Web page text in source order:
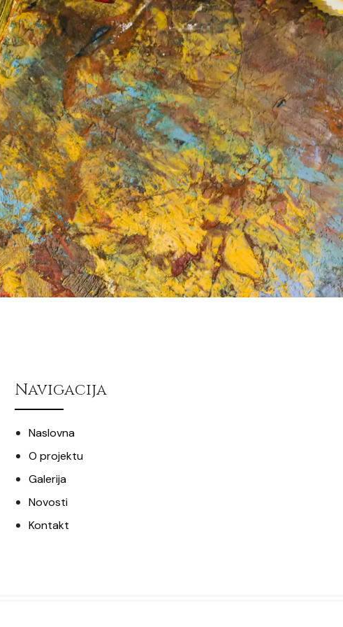
Navigacija
Naslovna
O projektu
Galerija
Novosti
Kontakt